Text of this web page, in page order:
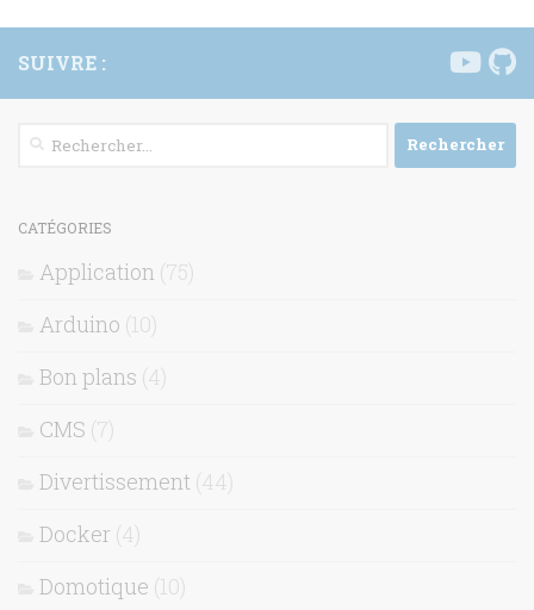
SUIVRE :
Rechercher :
CATÉGORIES
Application (75)
Arduino (10)
Bon plans (4)
CMS (7)
Divertissement (44)
Docker (4)
Domotique (10)